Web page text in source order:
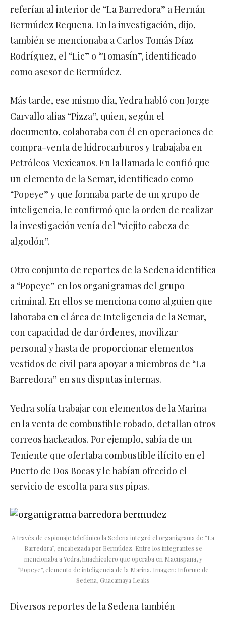
referían al interior de “La Barredora” a Hernán
Bermúdez Requena. En la investigación, dijo,
también se mencionaba a Carlos Tomás Díaz
Rodríguez, el “Lic” o “Tomasín”, identificado
como asesor de Bermúdez.
Más tarde, ese mismo día, Yedra habló con Jorge
Carvallo alias “Pizza”, quien, según el
documento, colaboraba con él en operaciones de
compra-venta de hidrocarburos y trabajaba en
Petróleos Mexicanos. En la llamada le confió que
un elemento de la Semar, identificado como
“Popeye” y que formaba parte de un grupo de
inteligencia, le confirmó que la orden de realizar
la investigación venía del “viejito cabeza de
algodón”.
Otro conjunto de reportes de la Sedena identifica
a “Popeye” en los organigramas del grupo
criminal. En ellos se menciona como alguien que
laboraba en el área de Inteligencia de la Semar,
con capacidad de dar órdenes, movilizar
personal y hasta de proporcionar elementos
vestidos de civil para apoyar a miembros de “La
Barredora” en sus disputas internas.
Yedra solía trabajar con elementos de la Marina
en la venta de combustible robado, detallan otros
correos hackeados. Por ejemplo, sabía de un
Teniente que ofertaba combustible ilícito en el
Puerto de Dos Bocas y le habían ofrecido el
servicio de escolta para sus pipas.
A través de espionaje telefónico la Sedena integró el organigrama de “La
Barredora”, encabezada por Bermúdez. Entre los integrantes se
mencionaba a Yedra, huachicolero que operaba en Macuspana, y
“Popeye”, elemento de inteligencia de la Marina. Imagen: Informe de
Sedena, Guacamaya Leaks
Diversos reportes de la Sedena también